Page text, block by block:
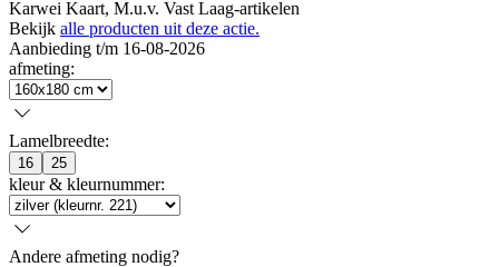
Karwei Kaart, M.u.v. Vast Laag-artikelen
Bekijk alle producten uit deze actie.
Aanbieding t/m 16-08-2026
afmeting:
Lamelbreedte:
16 25
kleur & kleurnummer:
Andere afmeting nodig?